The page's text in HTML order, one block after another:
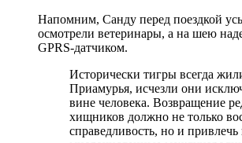
Напомним, Санду перед поездкой
осмотрели ветеринары, а на шею
GPRS-датчиком.
Исторически тигры всегда
Приамурья, исчезли они
вине человека. Возвращение
хищников должно не только
справедливость, но и привлечь